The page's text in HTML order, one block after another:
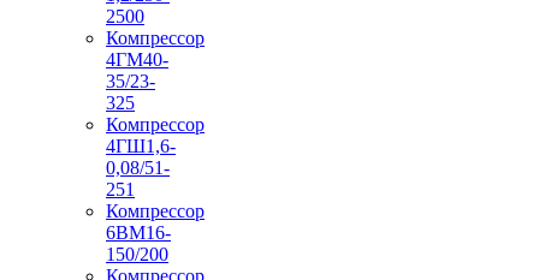
2500
Компрессор
4ГМ40-
35/23-
325
Компрессор
4ГШ1,6-
0,08/51-
251
Компрессор
6ВМ16-
150/200
Компрессор